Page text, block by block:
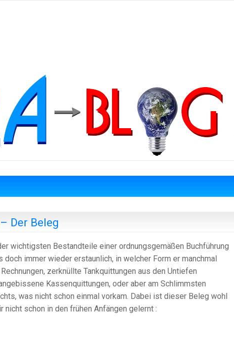
Der Beleg
wichtigsten Bestandteile einer ordnungsgemäßen Buchführung
doch immer wieder erstaunlich, in welcher Form er manchmal
zerknüllte Tankquittungen aus den Untiefen
Kassenquittungen, oder aber am Schlimmsten
was nicht schon einmal vorkam. Dabei ist dieser Beleg wohl
schon in den frühen Anfängen gelernt :